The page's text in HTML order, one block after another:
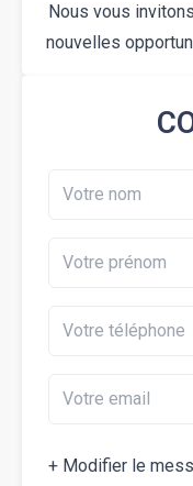
Nous vous
nouvelles
+ Modifier le